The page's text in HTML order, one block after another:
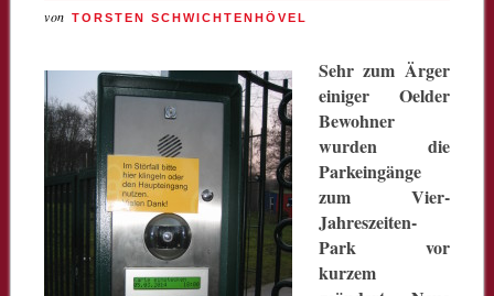
von TORSTEN SCHWICHTENHÖVEL
Sehr zum Ärger
einiger Oelder
Bewohner
wurden die
Parkeingänge
zum Vier-
Jahreszeiten-
Park vor
kurzem